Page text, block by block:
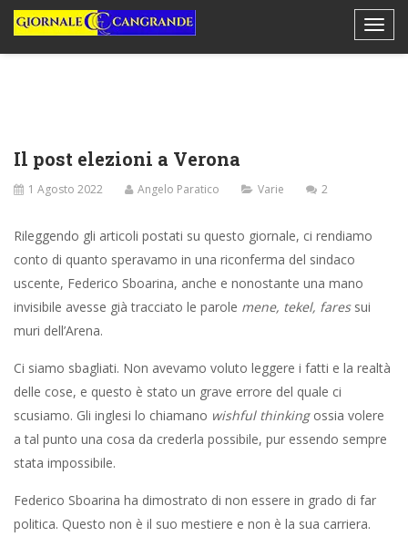
Il post elezioni a Verona
1 Agosto 2022 Angelo Paratico Varie 2
Rileggendo gli articoli postati su questo giornale, ci rendiamo
conto di quanto speravamo in una riconferma del sindaco
uscente, Federico Sboarina, anche e nonostante una mano
invisibile avesse già tracciato le parole mene, tekel, faressui
muri dell’Arena.
Ci siamo sbagliati. Non avevamo voluto leggere i fatti e la realtà
delle cose, e questo è stato un grave errore del quale ci
scusiamo. Gli inglesi lo chiamano wishful thinkingossia volere
a tal punto una cosa da crederla possibile, pur essendo sempre
stata impossibile.
Federico Sboarina ha dimostrato di non essere in grado di far
politica. Questo non è il suo mestiere e non è la sua carriera.